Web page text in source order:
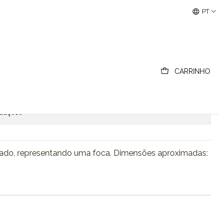
CARRINHO
Buscantiguidades - Leilões Colecionismo e PT
Foca
representando uma foca. Dimensões aproximadas: